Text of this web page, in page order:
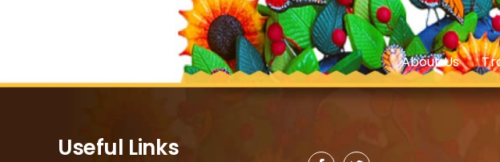
About Us
Useful Links